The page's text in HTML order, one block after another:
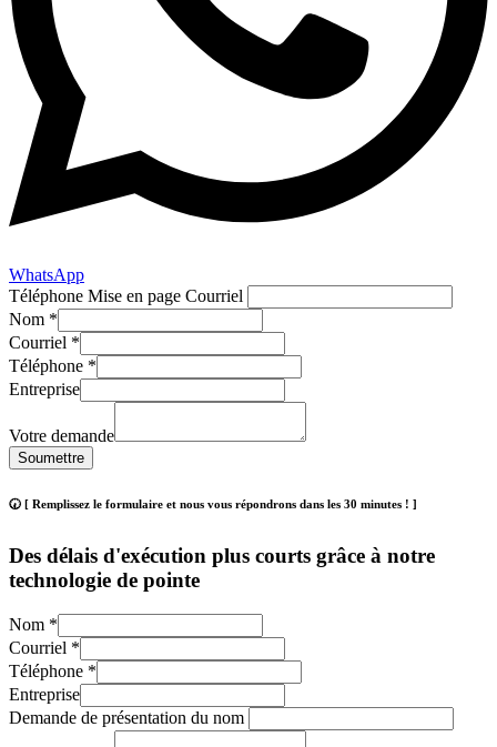
WhatsApp
Téléphone Mise en page Courriel
Nom *
Courriel *
Téléphone *
Entreprise
Votre demande
Soumettre
🕢 [ Remplissez le formulaire et nous vous répondrons dans les 30 minutes ! ]
Des délais d'exécution plus courts grâce à notre
technologie de pointe
Nom *
Courriel *
Téléphone *
Entreprise
Demande de présentation du nom